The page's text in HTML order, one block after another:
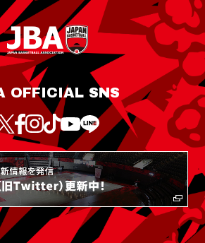
OFFICIAL SNS